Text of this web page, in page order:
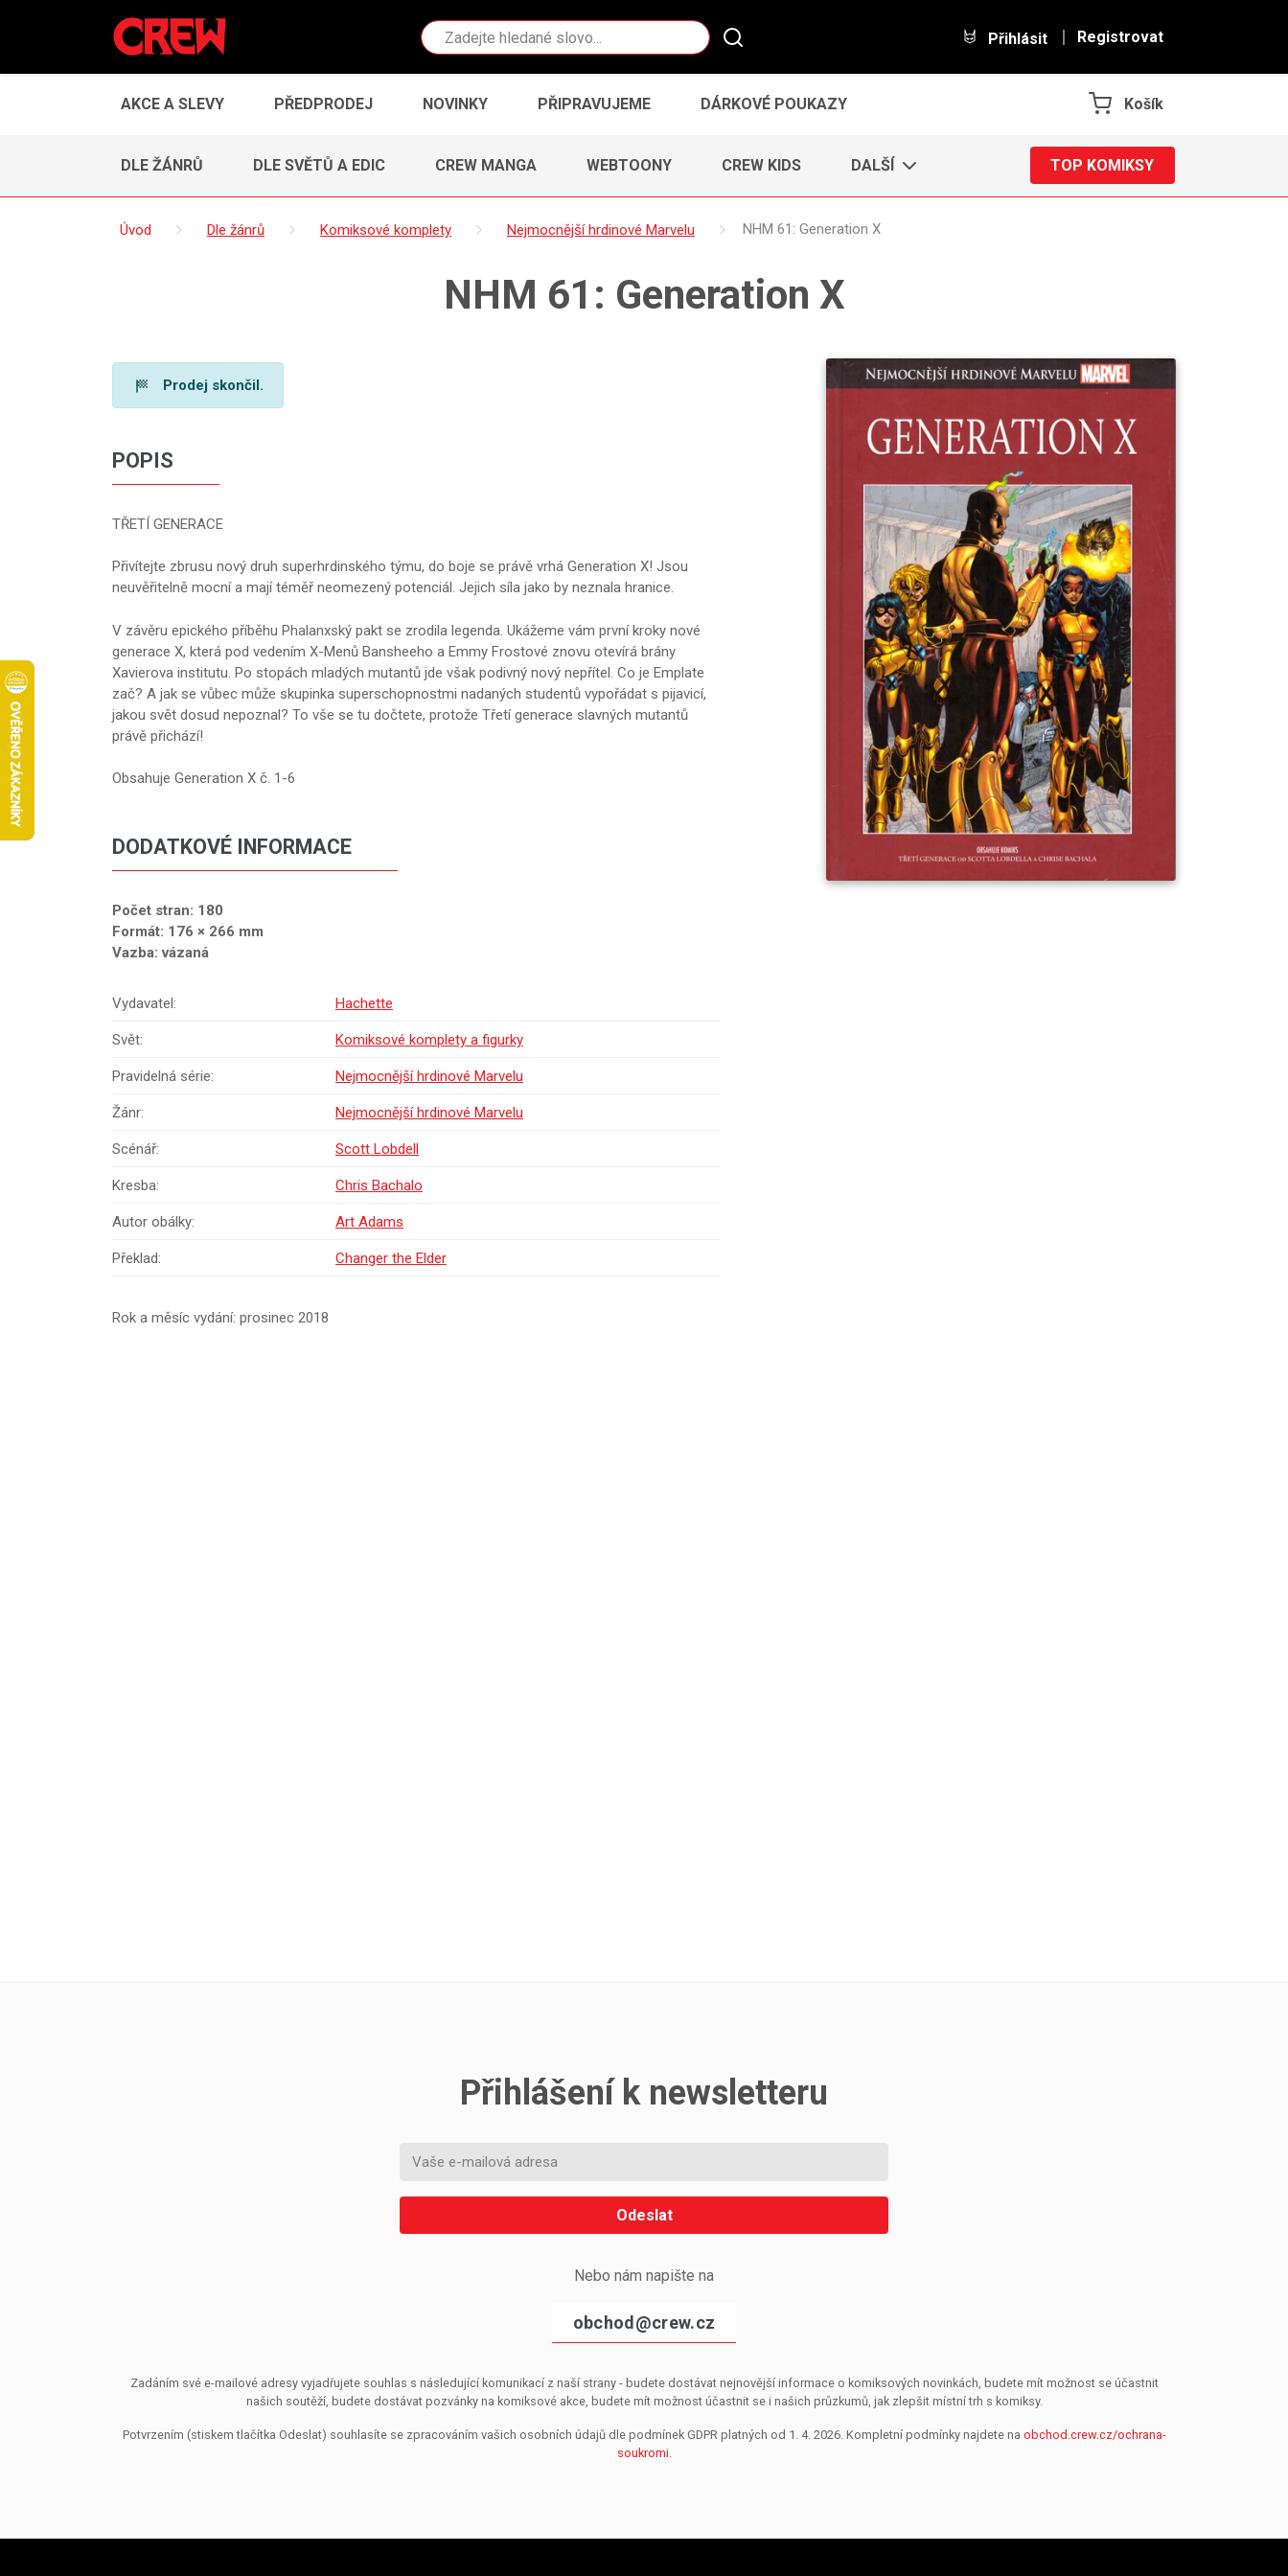
Vyhledávání Přihlásit Registrovat
AKCE A SLEVY PŘEDPRODEJ NOVINKY PŘIPRAVUJEME DÁRKOVÉ POUKAZY Košík
DLE ŽÁNRŮ DLE SVĚTŮ A EDIC CREW MANGA WEBTOONY CREW KIDS DALŠÍ TOP KOMIKSY
Úvod Dle žánrů Komiksové komplety Nejmocnější hrdinové Marvelu NHM 61: Generation X
NHM 61: Generation X
Prodej skončil.
POPIS
TŘETÍ GENERACE
Přivítejte zbrusu nový druh superhrdinského týmu, do boje se právě vrhá Generation X! Jsou
neuvěřitelně mocní a mají téměř neomezený potenciál. Jejich síla jako by neznala hranice.
V závěru epického příběhu Phalanxský pakt se zrodila legenda. Ukážeme vám první kroky nové
generace X, která pod vedením X-Menů Bansheeho a Emmy Frostové znovu otevírá brány
Xavierova institutu. Po stopách mladých mutantů jde však podivný nový nepřítel. Co je Emplate
zač? A jak se vůbec může skupinka superschopnostmi nadaných studentů vypořádat s pijavicí,
jakou svět dosud nepoznal? To vše se tu dočtete, protože Třetí generace slavných mutantů
právě přichází!
Obsahuje Generation X č. 1-6
DODATKOVÉ INFORMACE
Počet stran: 180
Formát: 176 × 266 mm
Vazba: vázaná
Vydavatel: Hachette
Svět: Komiksové komplety a figurky
Pravidelná série: Nejmocnější hrdinové Marvelu
Žánr: Nejmocnější hrdinové Marvelu
Scénář: Scott Lobdell
Kresba: Chris Bachalo
Autor obálky: Art Adams
Překlad: Changer the Elder
Rok a měsíc vydání: prosinec 2018
Přihlášení k newsletteru
Odeslat
Nebo nám napište na
obchod@crew.cz
Zadáním své e-mailové adresy vyjadřujete souhlas s následující komunikací z naší strany - budete dostávat nejnovější informace o komiksových novinkách, budete mít možnost se účastnit
našich soutěží, budete dostávat pozvánky na komiksové akce, budete mít možnost účastnit se i našich průzkumů, jak zlepšit místní trh s komiksy.
Potvrzením (stiskem tlačítka Odeslat) souhlasíte se zpracováním vašich osobních údajů dle podmínek GDPR platných od 1. 4. 2026. Kompletní podmínky najdete na obchod.crew.cz/ochrana-
soukromi.